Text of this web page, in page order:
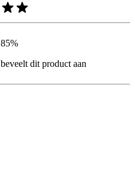
85%
beveelt dit product aan